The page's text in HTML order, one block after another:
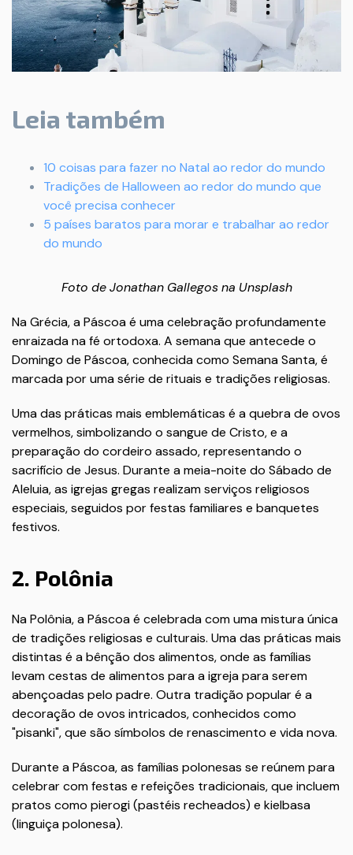
Leia também
10 coisas para fazer no Natal ao redor do mundo
Tradições de Halloween ao redor do mundo que
você precisa conhecer
5 países baratos para morar e trabalhar ao redor
do mundo
Foto de Jonathan Gallegos na Unsplash
Na Grécia, a Páscoa é uma celebração profundamente
enraizada na fé ortodoxa. A semana que antecede o
Domingo de Páscoa, conhecida como Semana Santa, é
marcada por uma série de rituais e tradições religiosas.
Uma das práticas mais emblemáticas é a quebra de ovos
vermelhos, simbolizando o sangue de Cristo, e a
preparação do cordeiro assado, representando o
sacrifício de Jesus. Durante a meia-noite do Sábado de
Aleluia, as igrejas gregas realizam serviços religiosos
especiais, seguidos por festas familiares e banquetes
festivos.
2. Polônia
Na Polônia, a Páscoa é celebrada com uma mistura única
de tradições religiosas e culturais. Uma das práticas mais
distintas é a bênção dos alimentos, onde as famílias
levam cestas de alimentos para a igreja para serem
abençoadas pelo padre. Outra tradição popular é a
decoração de ovos intricados, conhecidos como
"pisanki", que são símbolos de renascimento e vida nova.
Durante a Páscoa, as famílias polonesas se reúnem para
celebrar com festas e refeições tradicionais, que incluem
pratos como pierogi (pastéis recheados) e kielbasa
(linguiça polonesa).